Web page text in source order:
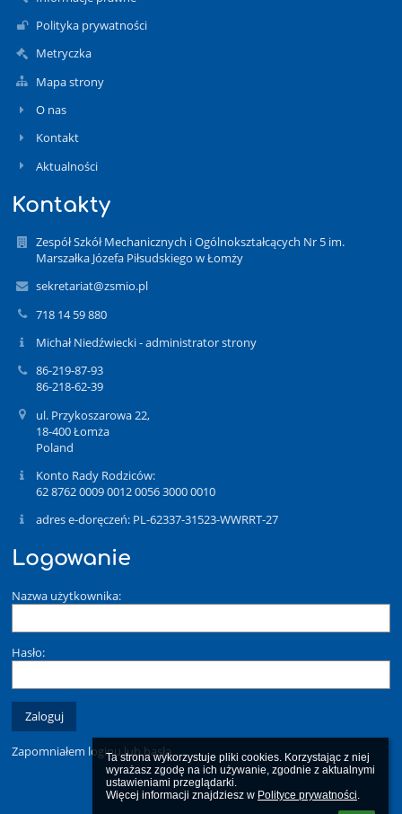
Ta strona wykorzystuje pliki cookies. Korzystając z niej
wyrażasz zgodę na ich używanie, zgodnie z aktualnymi
ustawieniami przeglądarki.
Więcej informacji znajdziesz w Polityce prywatności.
Polityka prywatności
Metryczka
Mapa strony
O nas
Kontakt
Aktualności
Kontakty
Zespół Szkół Mechanicznych i Ogólnokształcących Nr 5 im.
Marszałka Józefa Piłsudskiego w Łomży
sekretariat@zsmio.pl
718 14 59 880
Michał Niedźwiecki - administrator strony
86-219-87-93
86-218-62-39
ul. Przykoszarowa 22,
18-400 Łomża
Poland
Konto Rady Rodziców:
62 8762 0009 0012 0056 3000 0010
adres e-doręczeń: PL-62337-31523-WWRRT-27
Logowanie
Nazwa użytkownika:
Hasło:
Zapomniałem loginu lub hasła